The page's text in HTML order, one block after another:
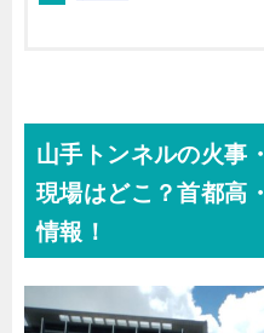
山手トンネルの火事
現場はどこ？首都高
情報！